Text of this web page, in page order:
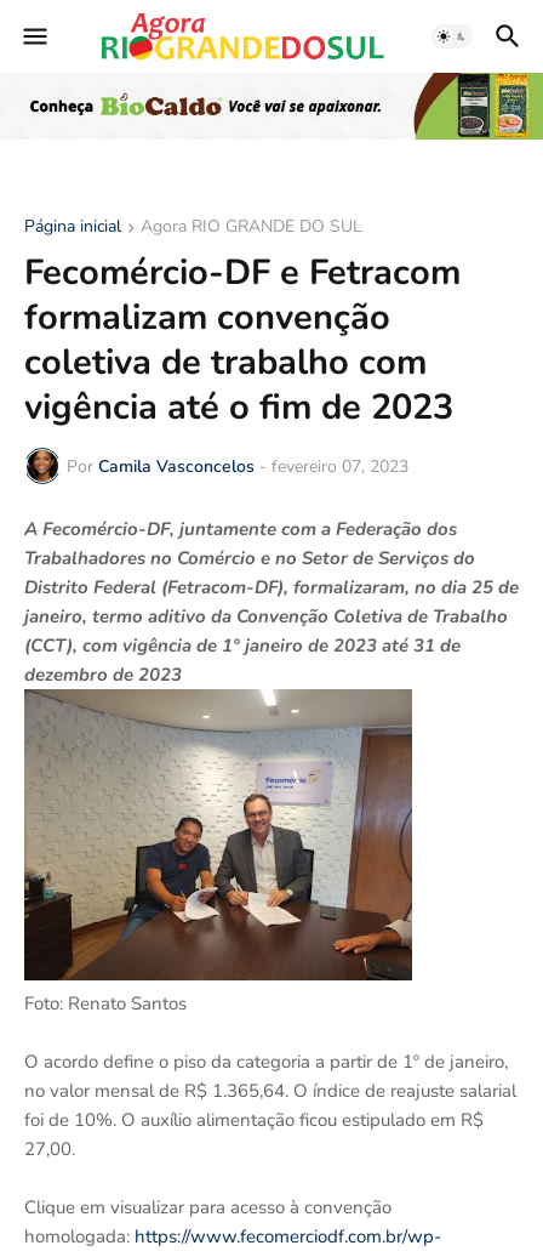
Página inicial Agora RIO GRANDE DO SUL
Fecomércio-DF e Fetracom
formalizam convenção
coletiva de trabalho com
vigência até o fim de 2023
Por Camila Vasconcelos - fevereiro 07, 2023
A Fecomércio-DF, juntamente com a Federação dos
Trabalhadores no Comércio e no Setor de Serviços do
Distrito Federal (Fetracom-DF), formalizaram, no dia 25 de
janeiro, termo aditivo da Convenção Coletiva de Trabalho
(CCT), com vigência de 1° janeiro de 2023 até 31 de
dezembro de 2023
Foto: Renato Santos
O acordo define o piso da categoria a partir de 1º de janeiro,
no valor mensal de R$ 1.365,64. O índice de reajuste salarial
foi de 10%. O auxílio alimentação ficou estipulado em R$
27,00.
Clique em visualizar para acesso à convenção
homologada: https://www.fecomerciodf.com.br/wp-